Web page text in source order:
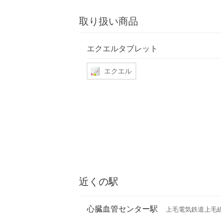
取り扱い商品
エクエルタブレット
エクエル
近くの駅
心臓血管センター駅 上毛電気鉄道上毛